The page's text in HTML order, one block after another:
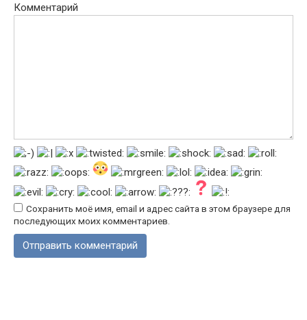
Комментарий
Сохранить моё имя, email и адрес сайта в этом браузере для
последующих моих комментариев.